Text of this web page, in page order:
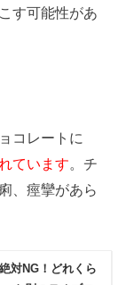
す可能性があ
コレートに
ています。チ
、痙攣があら
対NG！どれくら